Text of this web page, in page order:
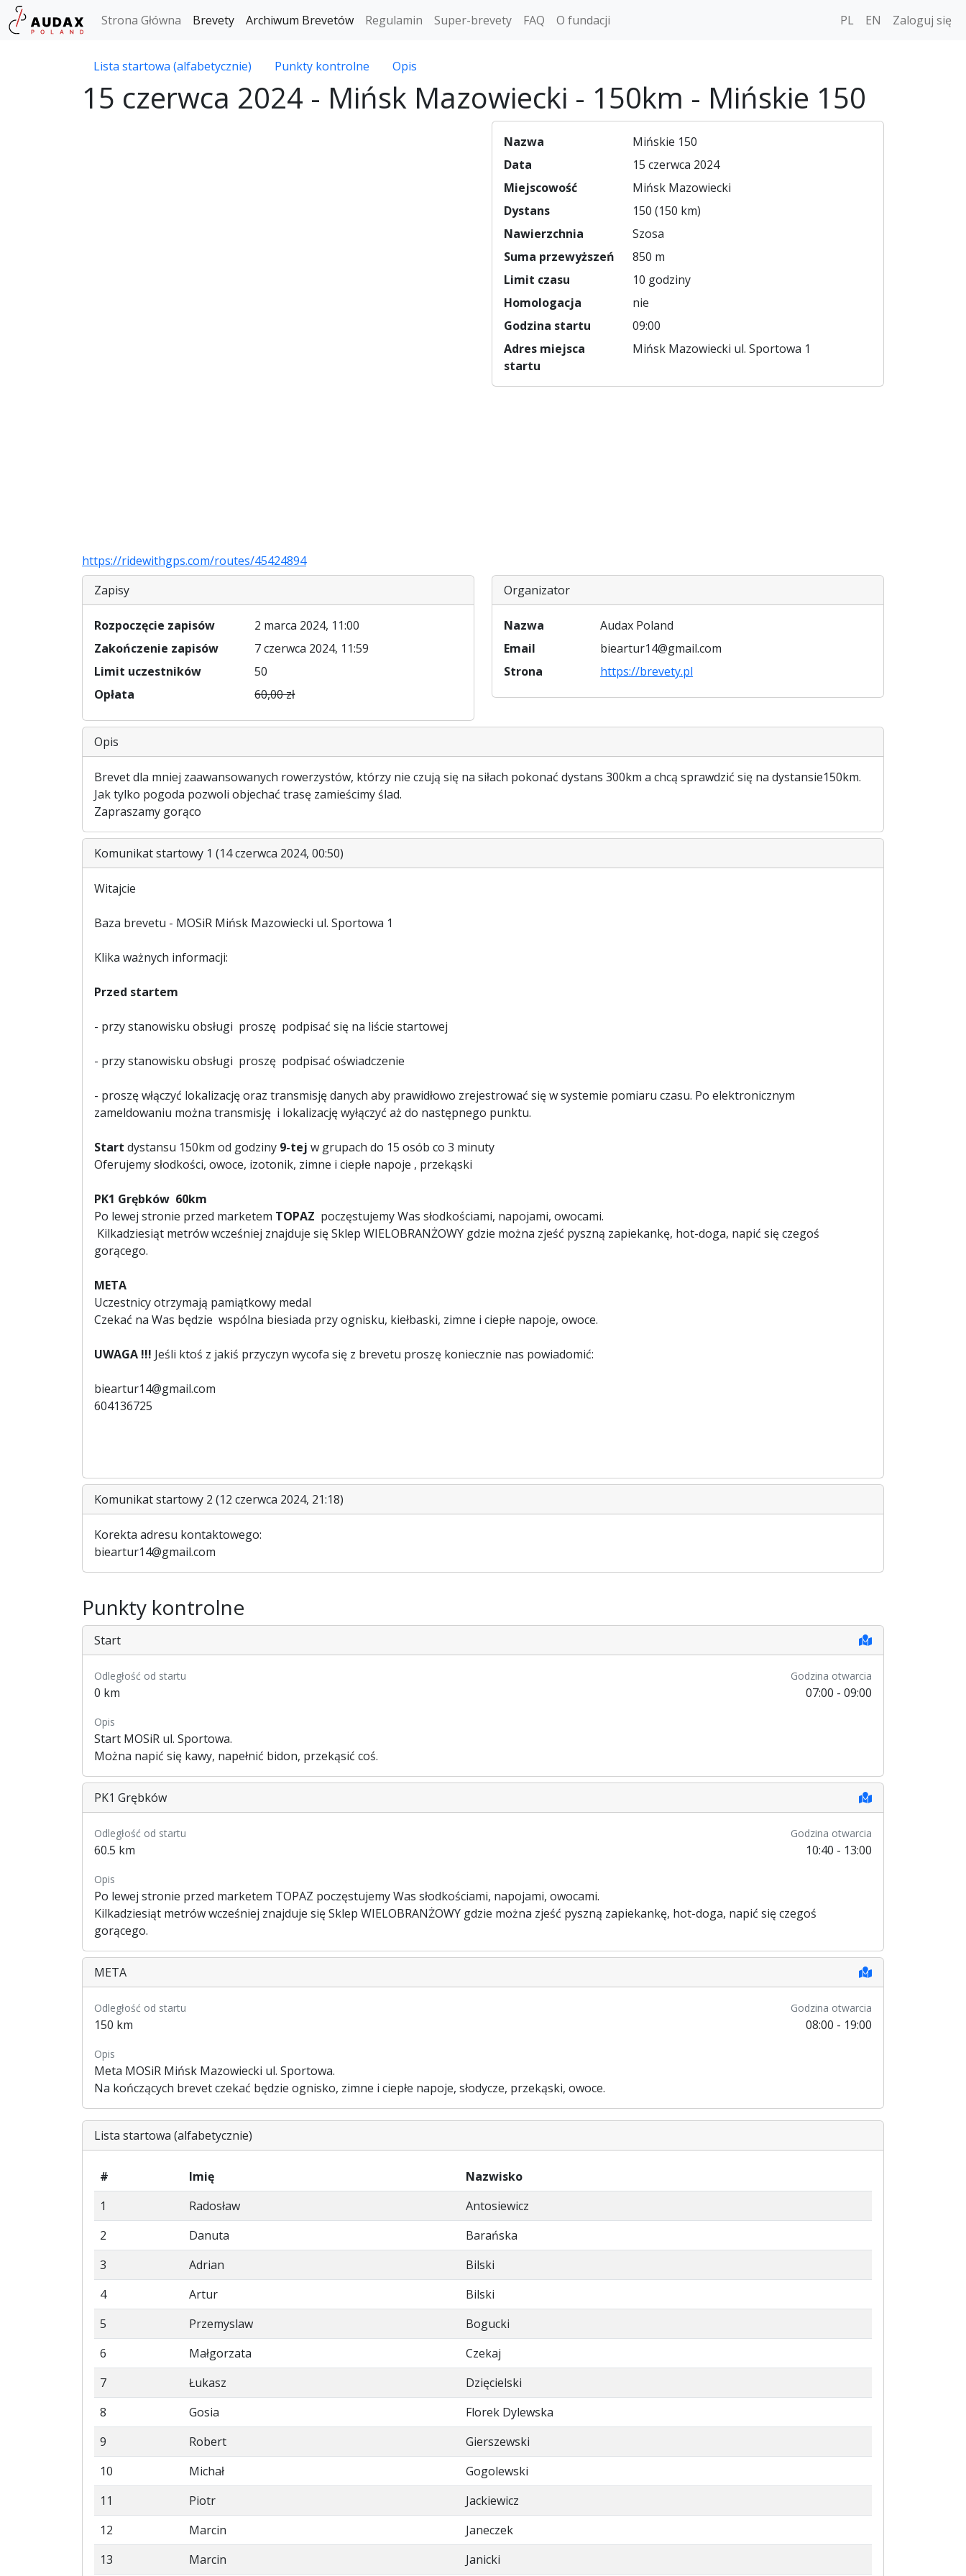
Strona Główna Brevety Archiwum Brevetów Regulamin Super-brevety FAQ O fundacji PL EN Zaloguj się
Lista startowa (alfabetycznie) Punkty kontrolne Opis
15 czerwca 2024 - Mińsk Mazowiecki - 150km - Mińskie 150
Nazwa
Mińskie 150
Data
15 czerwca 2024
Miejscowość
Mińsk Mazowiecki
Dystans
150 (150 km)
Nawierzchnia
Szosa
Suma przewyższeń
850 m
Limit czasu
10 godziny
Homologacja
nie
Godzina startu
09:00
Adres miejsca
startu
Mińsk Mazowiecki ul. Sportowa 1
https://ridewithgps.com/routes/45424894
Zapisy
Rozpoczęcie zapisów
2 marca 2024, 11:00
Zakończenie zapisów
7 czerwca 2024, 11:59
Limit uczestników
50
Opłata
60,00 zł
Organizator
Nazwa
Audax Poland
Email
bieartur14@gmail.com
Strona
https://brevety.pl
Opis
Brevet dla mniej zaawansowanych rowerzystów, którzy nie czują się na siłach pokonać dystans 300km a chcą sprawdzić się na dystansie150km.
Jak tylko pogoda pozwoli objechać trasę zamieścimy ślad.
Zapraszamy gorąco
Komunikat startowy 1 (14 czerwca 2024, 00:50)
Witajcie
Baza brevetu - MOSiR Mińsk Mazowiecki ul. Sportowa 1
Klika ważnych informacji:
Przed startem
- przy stanowisku obsługi proszę podpisać się na liście startowej
- przy stanowisku obsługi proszę podpisać oświadczenie
- proszę włączyć lokalizację oraz transmisję danych aby prawidłowo zrejestrować się w systemie pomiaru czasu. Po elektronicznym
zameldowaniu można transmisję i lokalizację wyłączyć aż do następnego punktu.
Start dystansu 150km od godziny 9-tej w grupach do 15 osób co 3 minuty
Oferujemy słodkości, owoce, izotonik, zimne i ciepłe napoje , przekąski
PK1 Grębków 60km
Po lewej stronie przed marketem TOPAZ poczęstujemy Was słodkościami, napojami, owocami.
Kilkadziesiąt metrów wcześniej znajduje się Sklep WIELOBRANŻOWY gdzie można zjeść pyszną zapiekankę, hot-doga, napić się czegoś
gorącego.
META
Uczestnicy otrzymają pamiątkowy medal
Czekać na Was będzie wspólna biesiada przy ognisku, kiełbaski, zimne i ciepłe napoje, owoce.
UWAGA !!! Jeśli ktoś z jakiś przyczyn wycofa się z brevetu proszę koniecznie nas powiadomić:
bieartur14@gmail.com
604136725
Komunikat startowy 2 (12 czerwca 2024, 21:18)
Korekta adresu kontaktowego:
bieartur14@gmail.com
Punkty kontrolne
Start
Odległość od startu
0 km
Godzina otwarcia
07:00 - 09:00
Opis
Start MOSiR ul. Sportowa.
Można napić się kawy, napełnić bidon, przekąsić coś.
PK1 Grębków
Odległość od startu
60.5 km
Godzina otwarcia
10:40 - 13:00
Opis
Po lewej stronie przed marketem TOPAZ poczęstujemy Was słodkościami, napojami, owocami.
Kilkadziesiąt metrów wcześniej znajduje się Sklep WIELOBRANŻOWY gdzie można zjeść pyszną zapiekankę, hot-doga, napić się czegoś
gorącego.
META
Odległość od startu
150 km
Godzina otwarcia
08:00 - 19:00
Opis
Meta MOSiR Mińsk Mazowiecki ul. Sportowa.
Na kończących brevet czekać będzie ognisko, zimne i ciepłe napoje, słodycze, przekąski, owoce.
Lista startowa (alfabetycznie)
# Imię
Nazwisko
1
Radosław
Antosiewicz
2
Danuta
Barańska
3
Adrian
Bilski
4
Artur
Bilski
5
Przemyslaw
Bogucki
6
Małgorzata
Czekaj
7
Łukasz
Dzięcielski
8
Gosia
Florek Dylewska
9
Robert
Gierszewski
10
Michał
Gogolewski
11
Piotr
Jackiewicz
12
Marcin
Janeczek
13
Marcin Janicki